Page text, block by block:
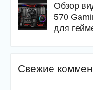
Обзор
570
для
Свежие